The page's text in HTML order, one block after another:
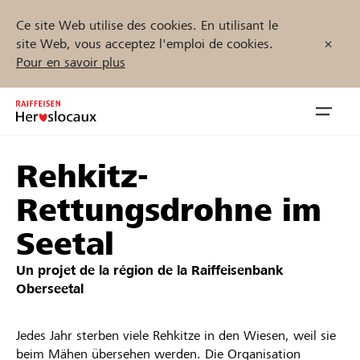
Ce site Web utilise des cookies. En utilisant le
site Web, vous acceptez l'emploi de cookies.
Pour en savoir plus
Inhalt
Soutien & assistance
Démarrez maintenant
Rehkitz-
Rettungsdrohne im
Seetal
Un projet de la région de la Raiffeisenbank
Oberseetal
Jedes Jahr sterben viele Rehkitze in den Wiesen, weil sie
beim Mähen übersehen werden. Die Organisation